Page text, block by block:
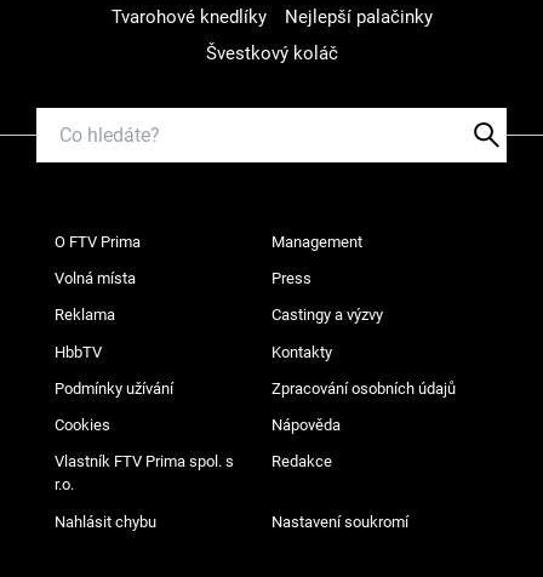
Tvarohové knedlíky
Nejlepší palačinky
Švestkový koláč
O FTV Prima Management
Volná místa Press
Reklama Castingy a výzvy
HbbTV Kontakty
Podmínky užívání Zpracování osobních údajů
Cookies Nápověda
Vlastník FTV Prima spol. s
r.o.
Redakce
Nahlásit chybu Nastavení soukromí